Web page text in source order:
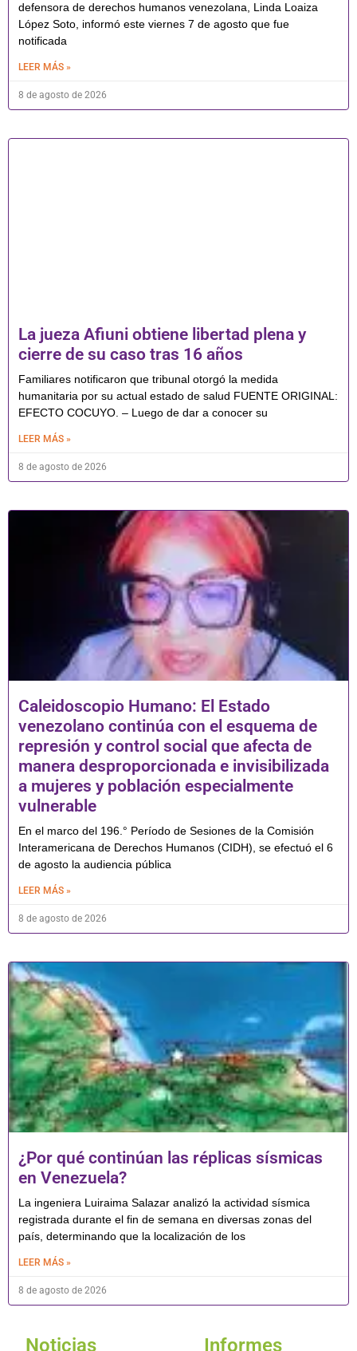
defensora de derechos humanos venezolana, Linda Loaiza
López Soto, informó este viernes 7 de agosto que fue
notificada
LEER MÁS »
8 de agosto de 2026
La jueza Afiuni obtiene libertad plena y
cierre de su caso tras 16 años
Familiares notificaron que tribunal otorgó la medida
humanitaria por su actual estado de salud FUENTE ORIGINAL:
EFECTO COCUYO. – Luego de dar a conocer su
LEER MÁS »
8 de agosto de 2026
Caleidoscopio Humano: El Estado
venezolano continúa con el esquema de
represión y control social que afecta de
manera desproporcionada e invisibilizada
a mujeres y población especialmente
vulnerable
En el marco del 196.° Período de Sesiones de la Comisión
Interamericana de Derechos Humanos (CIDH), se efectuó el 6
de agosto la audiencia pública
LEER MÁS »
8 de agosto de 2026
¿Por qué continúan las réplicas sísmicas
en Venezuela?
La ingeniera Luiraima Salazar analizó la actividad sísmica
registrada durante el fin de semana en diversas zonas del
país, determinando que la localización de los
LEER MÁS »
8 de agosto de 2026
Noticias Informes